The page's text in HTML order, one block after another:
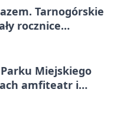
Tarnogórskie
rocznice
Miejskiego
amfiteatr i